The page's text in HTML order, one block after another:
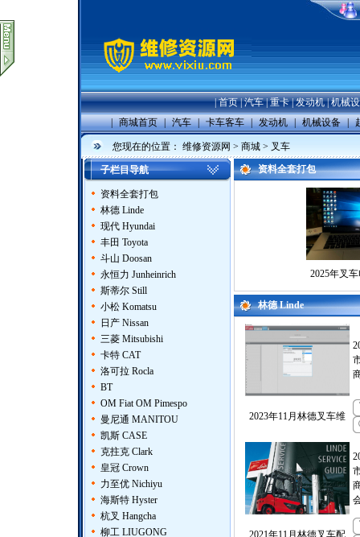
|首页|汽车|重卡|发动机|机械
| 商城首页 | 汽车 | 卡车客车 | 发动机 | 机械设备 |
您现在的位置： 维修资源网 > 商城 > 叉车
子栏目导航
资料全套打包
林德 Linde
现代 Hyundai
丰田 Toyota
斗山 Doosan
永恒力 Junheinrich
斯蒂尔 Still
小松 Komatsu
日产 Nissan
三菱 Mitsubishi
卡特 CAT
洛可拉 Rocla
BT
OM Fiat OM Pimespo
曼尼通 MANITOU
凯斯 CASE
克拄克 Clark
皇冠 Crown
力至优 Nichiyu
海斯特 Hyster
杭叉 Hangcha
柳工 LIUGONG
资料全套打包
2025年叉
林德 Linde
2023年11月林德叉车维
2021年11月林德叉车配